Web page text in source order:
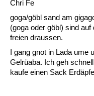
Chri Fe
goga/göbl sand am
(goga oder göbl) sind
freien draussen.
I gang gnot in Lada
Gelrüaba. Ich geh
kaufe einen Sack